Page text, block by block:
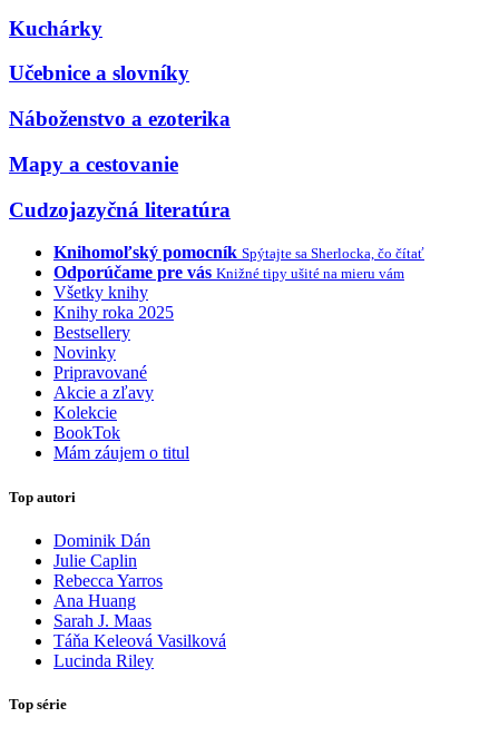
Kuchárky
Učebnice a slovníky
Náboženstvo a ezoterika
Mapy a cestovanie
Cudzojazyčná literatúra
Knihomoľský pomocník Spýtajte sa Sherlocka, čo čítať
Odporúčame pre vás Knižné tipy ušité na mieru vám
Všetky knihy
Knihy roka 2025
Bestsellery
Novinky
Pripravované
Akcie a zľavy
Kolekcie
BookTok
Mám záujem o titul
Top autori
Dominik Dán
Julie Caplin
Rebecca Yarros
Ana Huang
Sarah J. Maas
Táňa Keleová Vasilková
Lucinda Riley
Top série